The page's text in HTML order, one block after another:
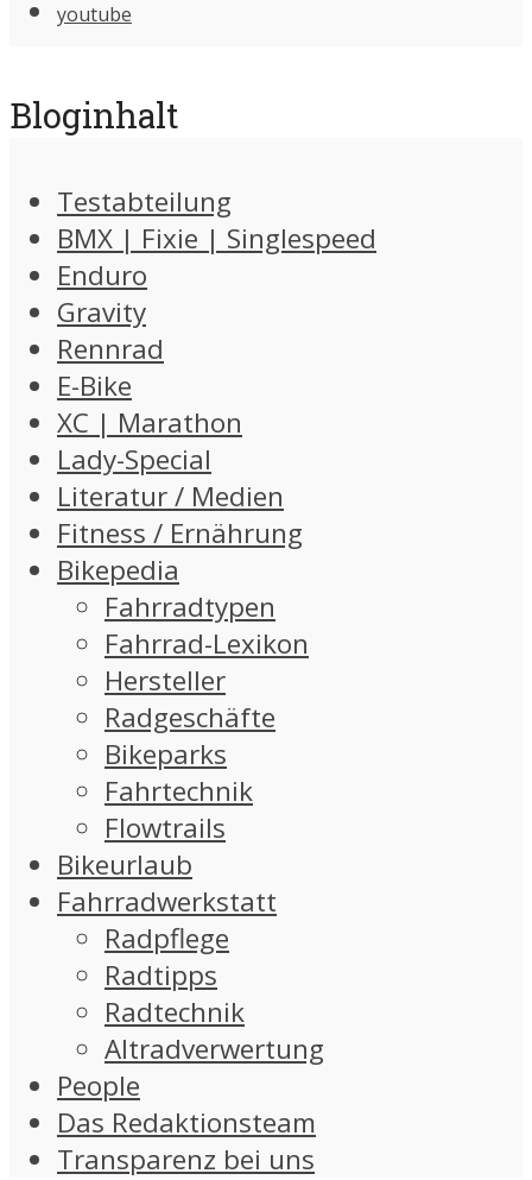
youtube
Bloginhalt
Testabteilung
BMX | Fixie | Singlespeed
Enduro
Gravity
Rennrad
E-Bike
XC | Marathon
Lady-Special
Literatur / Medien
Fitness / Ernährung
Bikepedia
Fahrradtypen
Fahrrad-Lexikon
Hersteller
Radgeschäfte
Bikeparks
Fahrtechnik
Flowtrails
Bikeurlaub
Fahrradwerkstatt
Radpflege
Radtipps
Radtechnik
Altradverwertung
People
Das Redaktionsteam
Transparenz bei uns